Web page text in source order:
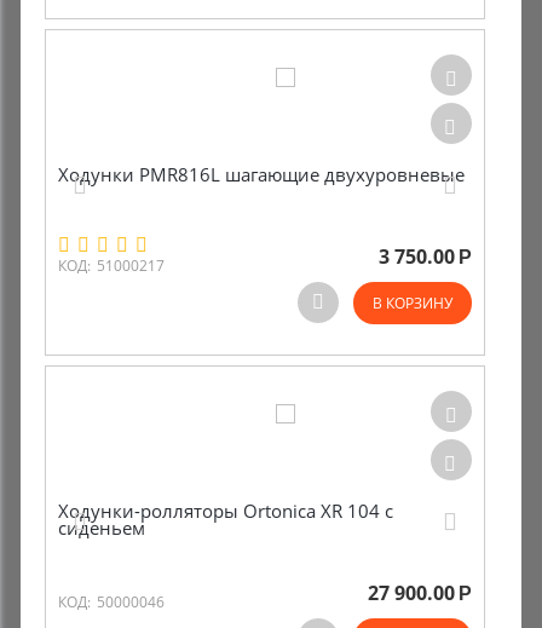
Ходунки PMR816L шагающие двухуровневые
КОД: 51000217 3 750.00 Р
В КОРЗИНУ
Ходунки-ролляторы Ortonica XR 104 с
сиденьем
КОД: 50000046 27 900.00 Р